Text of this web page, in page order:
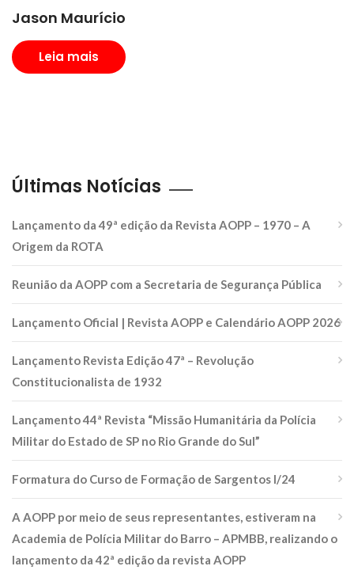
Jason Maurício
Leia mais
Últimas Notícias
Lançamento da 49ª edição da Revista AOPP – 1970 – A
Origem da ROTA
Reunião da AOPP com a Secretaria de Segurança Pública
Lançamento Oficial | Revista AOPP e Calendário AOPP 2026
Lançamento Revista Edição 47ª – Revolução
Constitucionalista de 1932
Lançamento 44ª Revista “Missão Humanitária da Polícia
Militar do Estado de SP no Rio Grande do Sul”
Formatura do Curso de Formação de Sargentos I/24
A AOPP por meio de seus representantes, estiveram na
Academia de Polícia Militar do Barro – APMBB, realizando o
lançamento da 42ª edição da revista AOPP